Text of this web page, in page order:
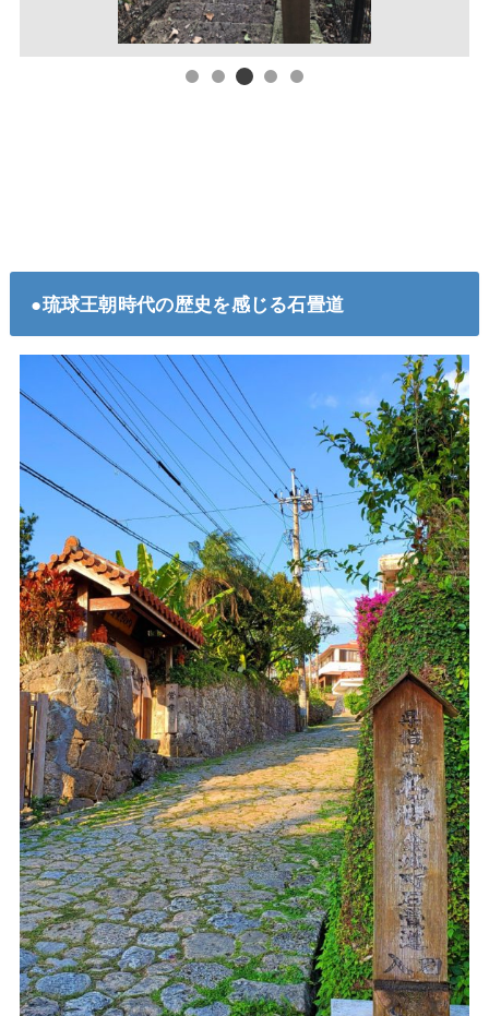
●琉球王朝時代の歴史を感じる石畳道